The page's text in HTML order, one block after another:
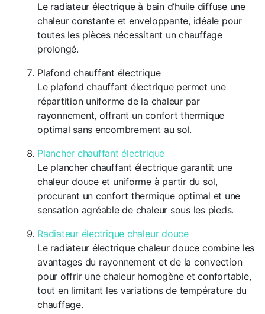
Le radiateur électrique à bain d’huile diffuse une
chaleur constante et enveloppante, idéale pour
toutes les pièces nécessitant un chauffage
prolongé.
Plafond chauffant électrique
Le plafond chauffant électrique permet une
répartition uniforme de la chaleur par
rayonnement, offrant un confort thermique
optimal sans encombrement au sol.
Plancher chauffant électrique
Le plancher chauffant électrique garantit une
chaleur douce et uniforme à partir du sol,
procurant un confort thermique optimal et une
sensation agréable de chaleur sous les pieds.
Radiateur électrique chaleur douce
Le radiateur électrique chaleur douce combine les
avantages du rayonnement et de la convection
pour offrir une chaleur homogène et confortable,
tout en limitant les variations de température du
chauffage.